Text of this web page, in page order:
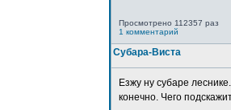
Просмотрено 112357 раз
1 комментарий
Субара-Виста
Езжу ну субаре
конечно. Чего